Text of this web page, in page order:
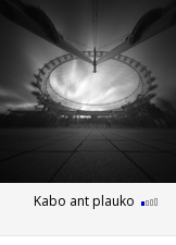
Kabo ant plauko